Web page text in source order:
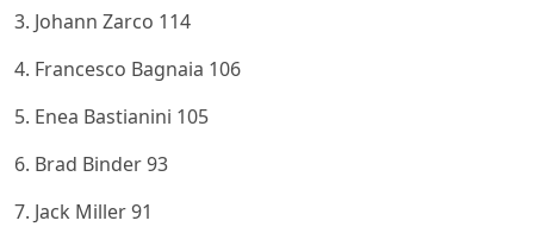
3. Johann Zarco 114
4. Francesco Bagnaia 106
5. Enea Bastianini 105
6. Brad Binder 93
7. Jack Miller 91